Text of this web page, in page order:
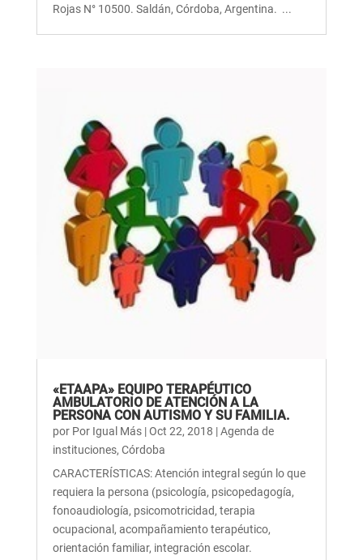
Rojas N° 10500. Saldán, Córdoba, Argentina. ...
«ETAAPA» EQUIPO TERAPÉUTICO
AMBULATORIO DE ATENCIÓN A LA
PERSONA CON AUTISMO Y SU FAMILIA.
por Por Igual Más|Oct 22, 2018 |Agenda de
instituciones, Córdoba
CARACTERÍSTICAS: Atención integral según lo que
requiera la persona (psicología, psicopedagogía,
fonoaudiología, psicomotricidad, terapia
ocupacional, acompañamiento terapéutico,
orientación familiar, integración escolar.